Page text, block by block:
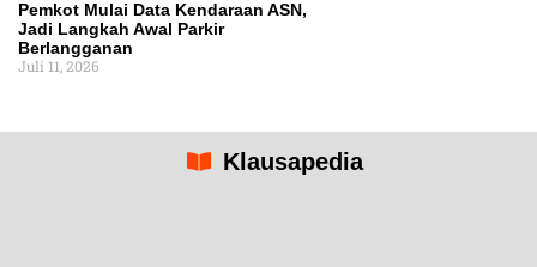
Pemkot Mulai Data Kendaraan ASN,
Jadi Langkah Awal Parkir
Berlangganan
Juli 11, 2026
Klausapedia